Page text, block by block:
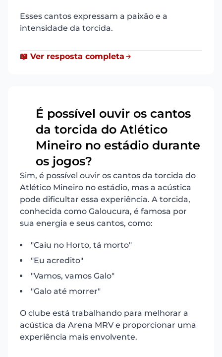
Esses cantos expressam a paixão e a
intensidade da torcida.
📖 Ver resposta completa
É possível ouvir os cantos
da torcida do Atlético
Mineiro no estádio durante
os jogos?
Sim, é possível ouvir os cantos da torcida do
Atlético Mineiro no estádio, mas a acústica
pode dificultar essa experiência. A torcida,
conhecida como Galoucura, é famosa por
sua energia e seus cantos, como:
"Caiu no Horto, tá morto"
"Eu acredito"
"Vamos, vamos Galo"
"Galo até morrer"
O clube está trabalhando para melhorar a
acústica da Arena MRV e proporcionar uma
experiência mais envolvente.